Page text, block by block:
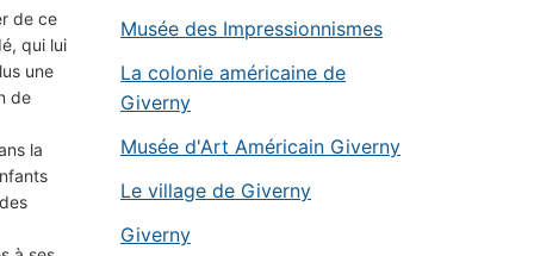
de ce
qui lui
une
de
la
Musée des Impressionnismes
La colonie américaine de
Giverny
Musée d'Art Américain Giverny
Le village de Giverny
Giverny